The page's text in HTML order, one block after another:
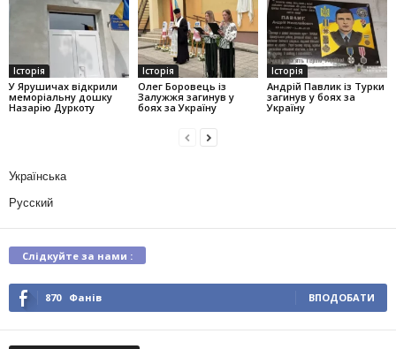
Історія
У Ярушичах відкрили
меморіальну дошку
Назарію Дуркоту
Історія
Олег Боровець із
Залужжя загинув у
боях за Україну
Історія
Андрій Павлик із Турки
загинув у боях за
Україну
Українська
Русский
Слідкуйте за нами :
870 Фанів ВПОДОБАТИ